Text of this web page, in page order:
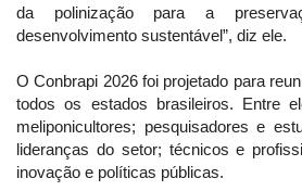
da polinização para a
desenvolvimento sustentável”, diz ele.
O Conbrapi 2026 foi projetado para
todos os estados brasileiros. Entre
meliponicultores; pesquisadores e
lideranças do setor; técnicos e
inovação e políticas públicas.